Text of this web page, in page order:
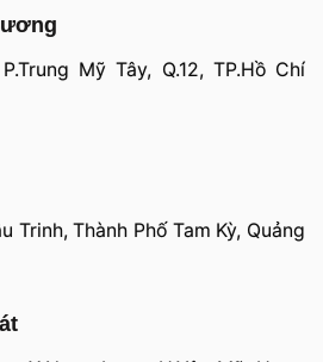
Mỹ Tây, Q.12, TP.Hồ Chí
Trinh, Thành Phố Tam Kỳ, Quảng